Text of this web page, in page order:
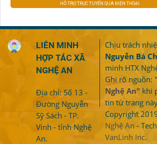
HỖ TRỢ TRỰC TUYẾN QUA ĐIỆN THOẠI
LIÊN MINH
HỢP TÁC XÃ
NGHỆ AN
Địa chỉ: Số 13 -
Đường Nguyễn
Sỹ Sách - TP.
Vinh - tỉnh Nghệ
An.
Chịu trách
Nguyễn Bá
minh HTX
Ghi rõ nguồn:
Nghệ An" khi
tin từ trang
Copyright
Nghệ An -
VanLinh Inc.